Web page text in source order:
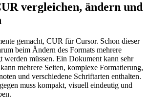
vergleichen, ändern und
gemacht, CUR für Cursor. Schon dieser
beim Ändern des Formats mehrere
werden müssen. Ein Dokument kann sehr
mehrere Seiten, komplexe Formatierung,
und verschiedene Schriftarten enthalten.
muss kompakt, visuell eindeutig und